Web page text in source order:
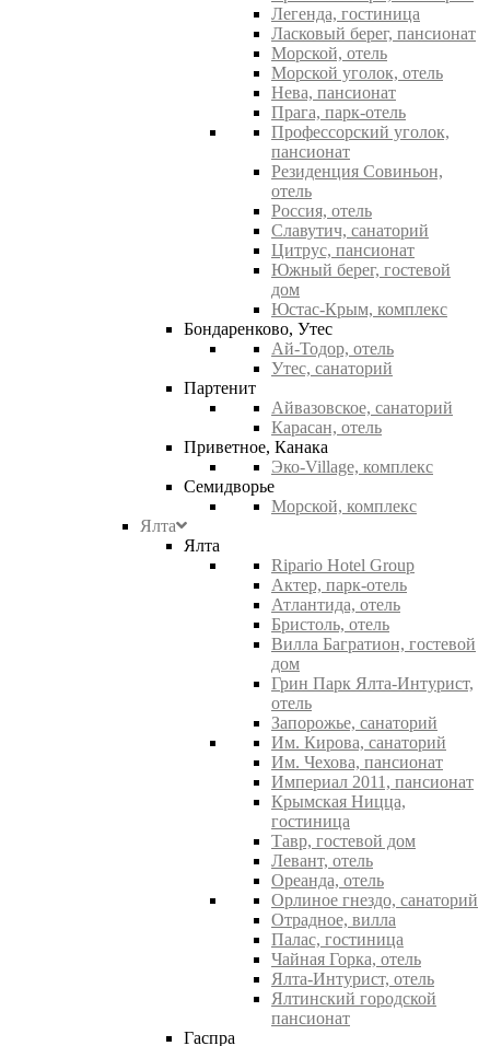
Легенда, гостиница
Ласковый берег, пансионат
Морской, отель
Морской уголок, отель
Нева, пансионат
Прага, парк-отель
Профессорский уголок,
пансионат
Резиденция Совиньон,
отель
Россия, отель
Славутич, санаторий
Цитрус, пансионат
Южный берег, гостевой
дом
Юстас-Крым, комплекс
Бондаренково, Утес
Ай-Тодор, отель
Утес, санаторий
Партенит
Айвазовское, санаторий
Карасан, отель
Приветное, Канака
Эко-Village, комплекс
Семидворье
Морской, комплекс
Ялта
Ялта
Ripario Hotel Group
Актер, парк-отель
Атлантида, отель
Бристоль, отель
Вилла Багратион, гостевой
дом
Грин Парк Ялта-Интурист,
отель
Запорожье, санаторий
Им. Кирова, санаторий
Им. Чехова, пансионат
Империал 2011, пансионат
Крымская Ницца,
гостиница
Тавр, гостевой дом
Левант, отель
Ореанда, отель
Орлиное гнездо, санаторий
Отрадное, вилла
Палас, гостиница
Чайная Горка, отель
Ялта-Интурист, отель
Ялтинский городской
пансионат
Гаспра